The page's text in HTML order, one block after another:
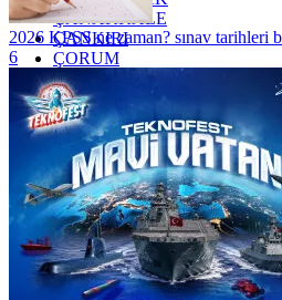
ÇANAKKALE
ÇANKIRI
ÇORUM
İSTANBUL
İZMİR
ŞANLIURFA
ŞIRNAK
2026 KPSS ne zaman? sınav tarihleri
6